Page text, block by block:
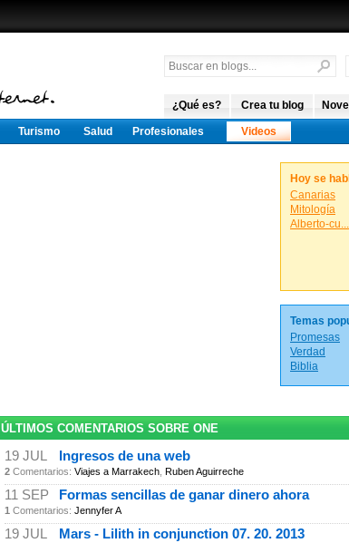
¿Qué es? Crea tu blog
Turismo Salud Profesionales Videos
Hoy se
Canarias
Mitología
Alberto-cu...
Temas
Promesas
Verdad
Biblia
ÚLTIMOS COMENTARIOS SOBRE ONE
19 JUL Ingresos de una web
2 Comentarios: Viajes a Marrakech Ruben Aguirreche
11 SEP Formas sencillas de ganar dinero ahora
1 Comentarios: Jennyfer A
19 JUL Mars - Lilith in conjunction 07. 20. 2013